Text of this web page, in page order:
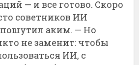
— и все готово. Скоро
советников ИИ
аким. — Но
не заменит: чтобы
ИИ, с